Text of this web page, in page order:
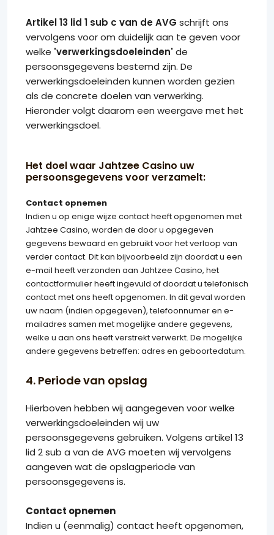
Artikel 13 lid 1 sub c van de AVG schrijft ons
vervolgens voor om duidelijk aan te geven voor
welke 'verwerkingsdoeleinden'de
persoonsgegevens bestemd zijn. De
verwerkingsdoeleinden kunnen worden gezien
als de concrete doelen van verwerking.
Hieronder volgt daarom een weergave met het
verwerkingsdoel.
Het doel waar Jahtzee Casino uw
persoonsgegevens voor verzamelt:
Contact opnemen
Indien u op enige wijze contact heeft opgenomen met
Jahtzee Casino, worden de door u opgegeven
gegevens bewaard en gebruikt voor het verloop van
verder contact. Dit kan bijvoorbeeld zijn doordat u een
e-mail heeft verzonden aan Jahtzee Casino, het
contactformulier heeft ingevuld of doordat u telefonisch
contact met ons heeft opgenomen. In dit geval worden
uw naam (indien opgegeven), telefoonnumer en e-
mailadres samen met mogelijke andere gegevens,
welke u aan ons heeft verstrekt verwerkt. De mogelijke
andere gegevens betreffen: adres en geboortedatum.
4. Periode van opslag
Hierboven hebben wij aangegeven voor welke
verwerkingsdoeleinden wij uw
persoonsgegevens gebruiken. Volgens artikel 13
lid 2 sub a van de AVG moeten wij vervolgens
aangeven wat de opslagperiode van
persoonsgegevens is.
Contact opnemen
Indien u (eenmalig) contact heeft opgenomen,